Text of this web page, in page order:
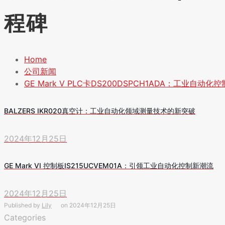
程碑
Home
公司新闻
GE Mark V PLC卡DS200DSPCH1ADA：工业自动化控
BALZERS IKR020真空计：工业自动化领域测量技术的新突破
2024年12月25日
GE Mark VI 控制板IS215UCVEM01A：引领工业自动化控制新潮流
2024年12月25日
Published by Lily on 2024年12月25日
Categories